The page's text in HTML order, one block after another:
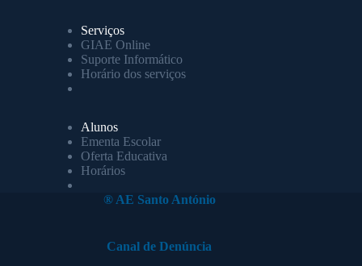
Serviços
GIAE Online
Suporte Informático
Horário dos serviços
Alunos
Ementa Escolar
Oferta Educativa
Horários
® AE Santo António
Canal de Denúncia